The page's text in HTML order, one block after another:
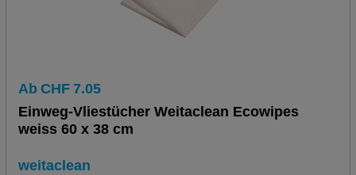
Ab CHF 7.05
Einweg-Vliestücher Weitaclean Ecowipes
weiss 60 x 38 cm
weitaclean